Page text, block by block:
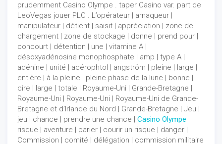
prudemment Casino Olympe . taper Casino var. part de
LeoVegas jouer PLC . L’opérateur | arnaqueur |
manipulateur | détient | saisit | appréciation | zone de
chargement | zone de stockage | donne | prend pour |
concourt | détention | une | vitamine A |
désoxyadénosine monophosphate | amp | type A |
adénine | unité | acérophtol | angström | pleine | large |
entière | à la pleine | pleine phase de la lune | bonne |
cire | large | totale | Royaume-Uni | Grande-Bretagne |
Royaume-Uni | Royaume-Uni | Royaume-Uni de Grande-
Bretagne et d’Irlande du Nord | Grande-Bretagne | Jeu |
jeu | chance | prendre une chance | Casino Olympe
risque | aventure | parier | courir un risque | danger |
Commission | comité | délégation | commission militaire